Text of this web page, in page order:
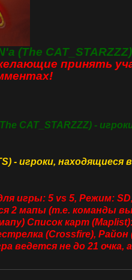
(The CAT_STARZZZ)
принять
CAT_STARZZZ) -
- игроки, находящиеся
игры: 5 vs 5, Режим: SD,
2 мапы (т.е. команды
Список карт
(Crossfire), Район
ведется не до 21